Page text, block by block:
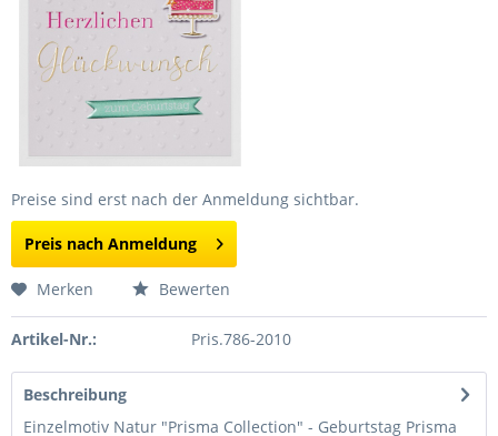
Preise sind erst nach der Anmeldung sichtbar.
Preis nach Anmeldung
Merken Bewerten
Artikel-Nr.: Pris.786-2010
Beschreibung
Einzelmotiv Natur "Prisma Collection" - Geburtstag Prisma